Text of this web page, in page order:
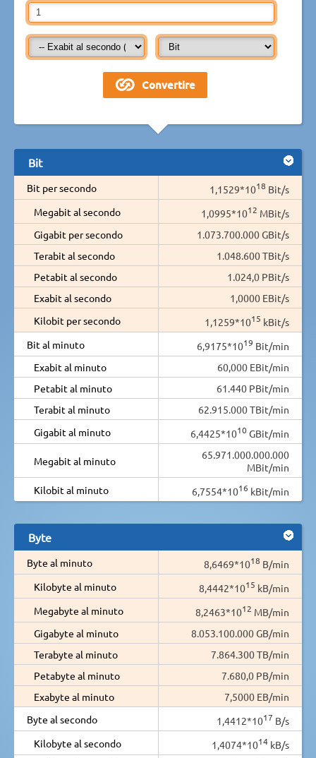
Bit
Bit per secondo 1,1529*1018 Bit/s
Megabit al secondo
1,0995*1012 MBit/s
Gigabit per secondo
1.073.700.000 GBit/s
Terabit al secondo
1.048.600 TBit/s
Petabit al secondo
1.024,0 PBit/s
Exabit al secondo
1,0000 EBit/s
Kilobit per secondo
1,1259*1015 kBit/s
Bit al minuto
6,9175*1019 Bit/min
Exabit al minuto
60,000 EBit/min
Petabit al minuto
61.440 PBit/min
Terabit al minuto
62.915.000 TBit/min
Gigabit al minuto
6,4425*1010 GBit/min
Megabit al minuto
65.971.000.000.000
MBit/min
Kilobit al minuto
6,7554*1016 kBit/min
Byte
Byte al minuto 8,6469*1018 B/min
Kilobyte al minuto
8,4442*1015 kB/min
Megabyte al minuto
8,2463*1012 MB/min
Gigabyte al minuto
8.053.100.000 GB/min
Terabyte al minuto
7.864.300 TB/min
Petabyte al minuto
7.680,0 PB/min
Exabyte al minuto
7,5000 EB/min
Byte al secondo
1,4412*1017 B/s
Kilobyte al secondo
1,4074*1014 kB/s